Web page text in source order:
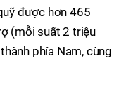
được hơn 465
(mỗi suất 2 triệu
phía Nam, cùng